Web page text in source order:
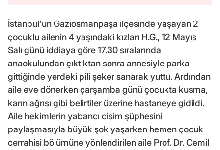
İstanbul'un Gaziosmanpaşa ilçesinde yaşayan 2
çocuklu ailenin 4 yaşındaki kızları H.G., 12 Mayıs
Salı günü iddiaya göre 17.30 sıralarında
anaokulundan çıktıktan sonra annesiyle parka
gittiğinde yerdeki pili şeker sanarak yuttu. Ardından
aile eve dönerken çarşamba günü çocukta kusma,
karın ağrısı gibi belirtiler üzerine hastaneye gidildi.
Aile hekimlerin yabancı cisim şüphesini
paylaşmasıyla büyük şok yaşarken hemen çocuk
cerrahisi bölümüne yönlendirilen aile Prof. Dr. Cemil